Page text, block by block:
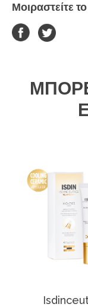
Μοιραστείτε το